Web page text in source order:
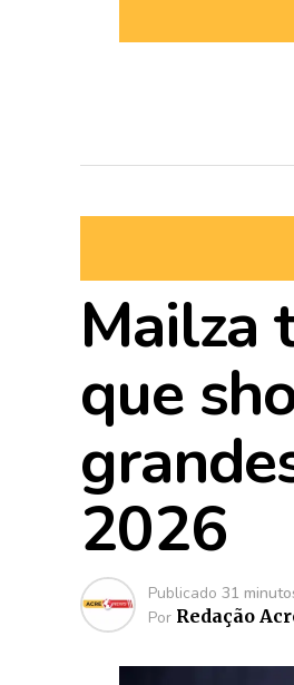
Mailza
que
2026
Publicado 31
Por Redação